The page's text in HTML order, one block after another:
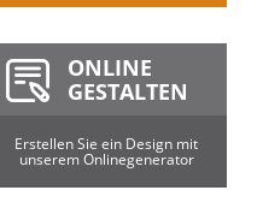
ONLINE
GESTALTEN
Erstellen Sie ein Design mit
unserem Onlinegenerator